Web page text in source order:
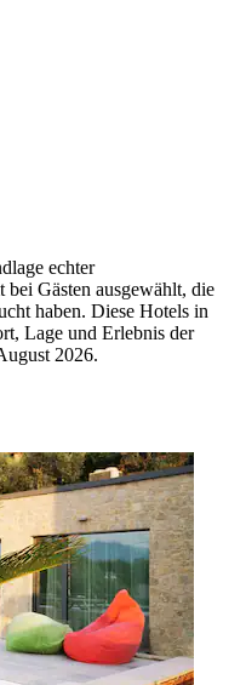
echter
Gästen ausgewählt, die
haben. Diese Hotels in
Lage und Erlebnis der
2026.